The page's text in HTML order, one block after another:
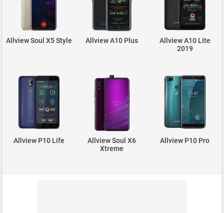
Allview Soul X5 Style Allview A10 Plus
Allview A10 Lite
2019
Allview P10 Life
Allview Soul X6
Xtreme
Allview P10 Pro